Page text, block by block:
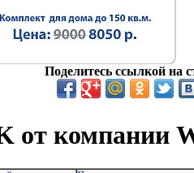
Поделитесь ссылкой на
от компании